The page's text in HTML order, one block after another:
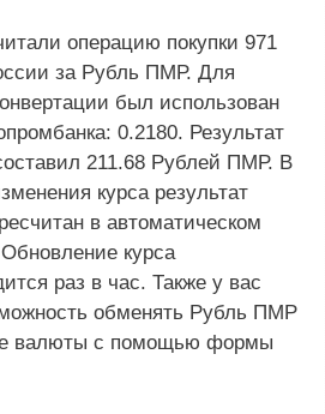
операцию покупки 971
за Рубль ПМР. Для
был использован
0.2180. Результат
211.68 Рублей ПМР. В
курса результат
в автоматическом
курса
раз в час. Также у вас
обменять Рубль ПМР
валюты с помощью формы